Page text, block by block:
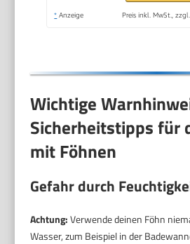
Diffusor, 2
* Anzeige Preis inkl. MwSt.,
Wichtige
Sicherheitstipps für
mit Föhnen
Gefahr durch
Achtung:Verwende deinen Föhn
Wasser, zum Beispiel in der